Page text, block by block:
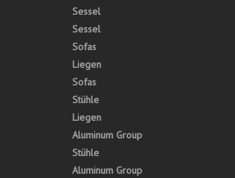
Sessel
Sessel
Sofas
Liegen
Sofas
Stühle
Liegen
Aluminum Group
Stühle
Aluminum Group